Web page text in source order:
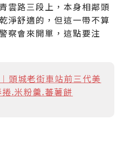
雲路三段上，本身相鄰頭
淨舒適的，但這一帶不算
察會來開單，這點要注
頭城老街車站前三代美
.米粉羹.蕃薯餅